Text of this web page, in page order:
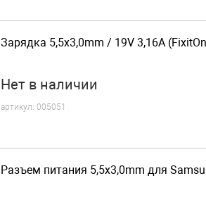
Зарядка 5,5x3,0mm / 19V 3,16A
Нет в наличии
артикул: 005051
Разъем питания 5,5x3,0mm для